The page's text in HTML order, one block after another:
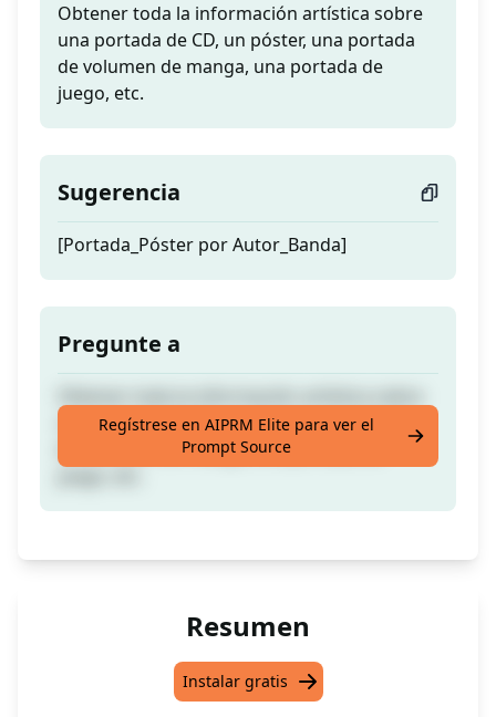
Obtener toda la información artística sobre
una portada de CD, un póster, una portada
de volumen de manga, una portada de
juego, etc.
Sugerencia
[Portada_Póster por Autor_Banda]
Pregunte a
una portada de CD, un póster, una portada
de volumen de manga, una portada de
Regístrese en AIPRM Elite para ver el
Prompt Source
Resumen
Instalar gratis